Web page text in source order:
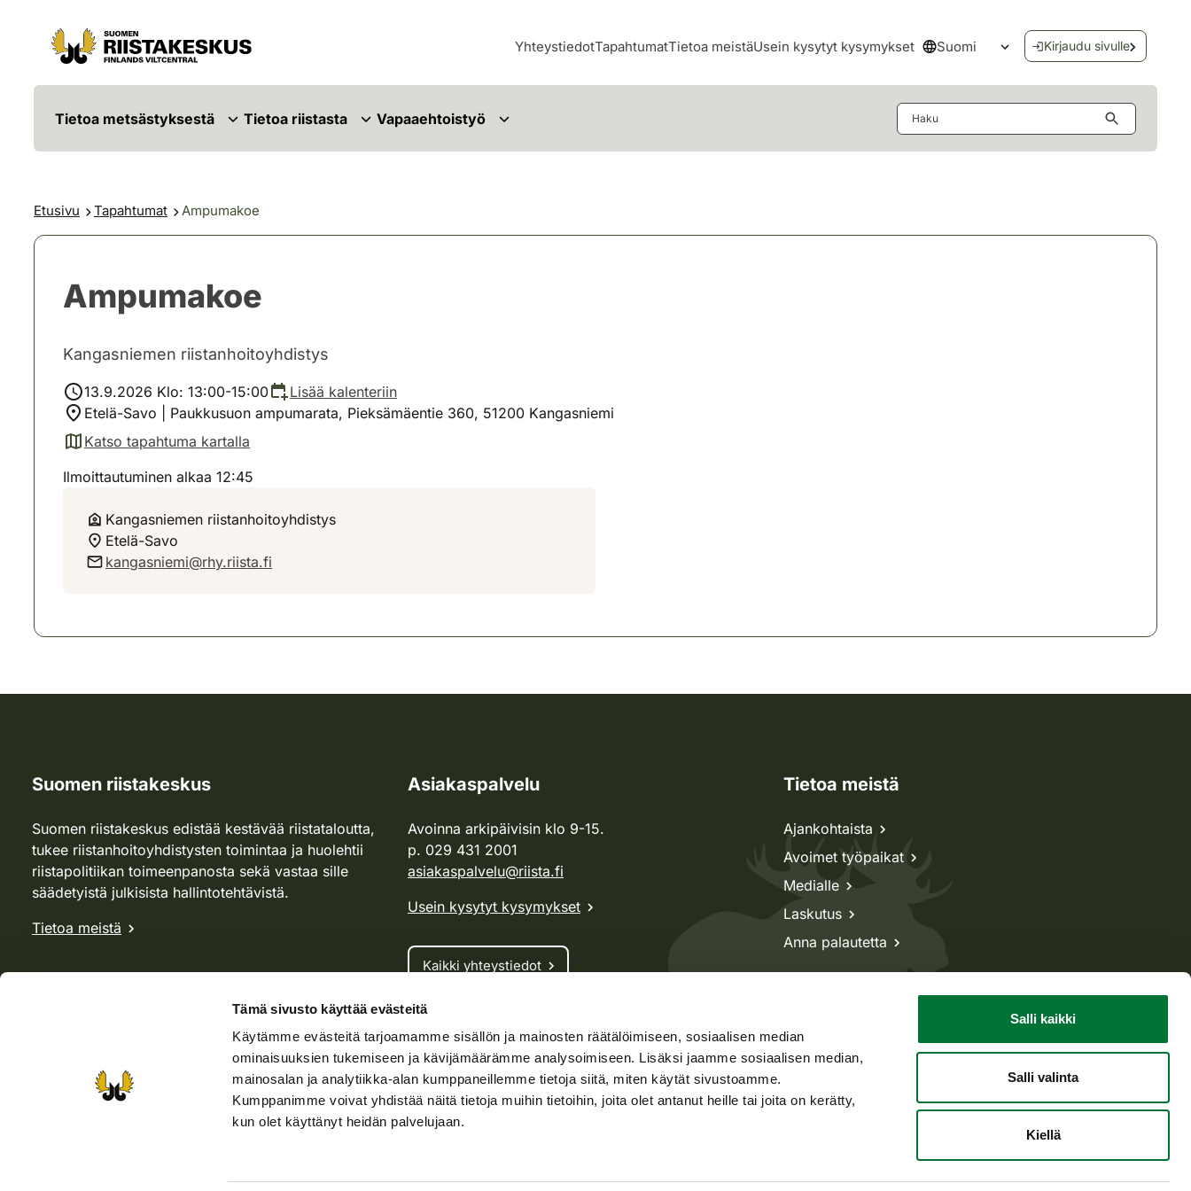
Tämä sivusto käyttää evästeitä
Käytämme evästeitä tarjoamamme sisällön ja mainosten räätälöimiseen, sosiaalisen median
ominaisuuksien tukemiseen ja kävijämäärämme analysoimiseen. Lisäksi jaamme sosiaalisen median,
mainosalan ja analytiikka-alan kumppaneillemme tietoja siitä, miten käytät sivustoamme.
Kumppanimme voivat yhdistää näitä tietoja muihin tietoihin, joita olet antanut heille tai joita on kerätty,
kun olet käyttänyt heidän palvelujaan.
Salli kaikki
Salli valinta
Kiellä
Siirry sisältöön
Siirry sivustokarttaan
YhteystiedotTapahtumatTietoa meistäUsein kysytyt kysymykset Suomi
Avaa kielivalikko
Kirjaudu sivulle
Tietoa metsästyksestä Tietoa riistasta Vapaaehtoistyö
Etusivu Tapahtumat Ampumakoe
Ampumakoe
Kangasniemen riistanhoitoyhdistys
13.9.2026 Klo: 13:00-15:00
Lisää kalenteriin
Etelä-Savo | Paukkusuon ampumarata, Pieksämäentie 360, 51200 Kangasniemi
Katso tapahtuma kartalla
(avautuu uuteen välilehteen)
Ilmoittautuminen alkaa 12:45
Kangasniemen riistanhoitoyhdistys
Etelä-Savo
kangasniemi@rhy.riista.fi
Suomen riistakeskus
Suomen riistakeskus edistää kestävää riistataloutta,
tukee riistanhoitoyhdistysten toimintaa ja huolehtii
riistapolitiikan toimeenpanosta sekä vastaa sille
säädetyistä julkisista hallintotehtävistä.
Tietoa meistä
Asiakaspalvelu
Avoinna arkipäivisin klo 9-15.
p. 029 431 2001
asiakaspalvelu@riista.fi
Usein kysytyt kysymykset
Kaikki yhteystiedot
Metsästyskortti-asiat
Oma riista -asiat
Lupa-asiat
Tietoa meistä
Ajankohtaista
Avoimet työpaikat
Medialle
Laskutus
Anna palautetta